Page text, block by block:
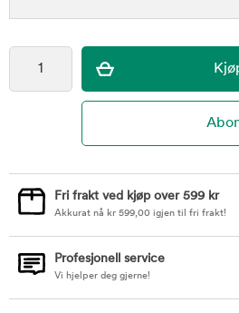
Fri frakt ved kjøp over 599 kr
Akkurat nå kr 599,00 igjen til fri frakt!
Profesjonell service
Vi hjelper deg gjerne!